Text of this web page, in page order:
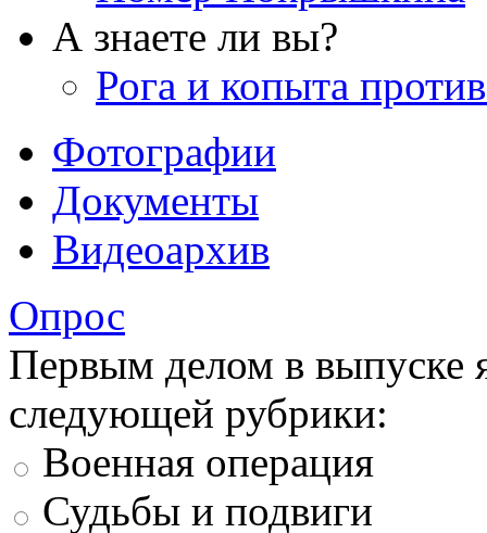
А знаете ли вы?
Рога и копыта
Фотографии
Документы
Видеоархив
Опрос
Первым делом в выпуске
следующей рубрики:
Военная операция
Судьбы и подвиги